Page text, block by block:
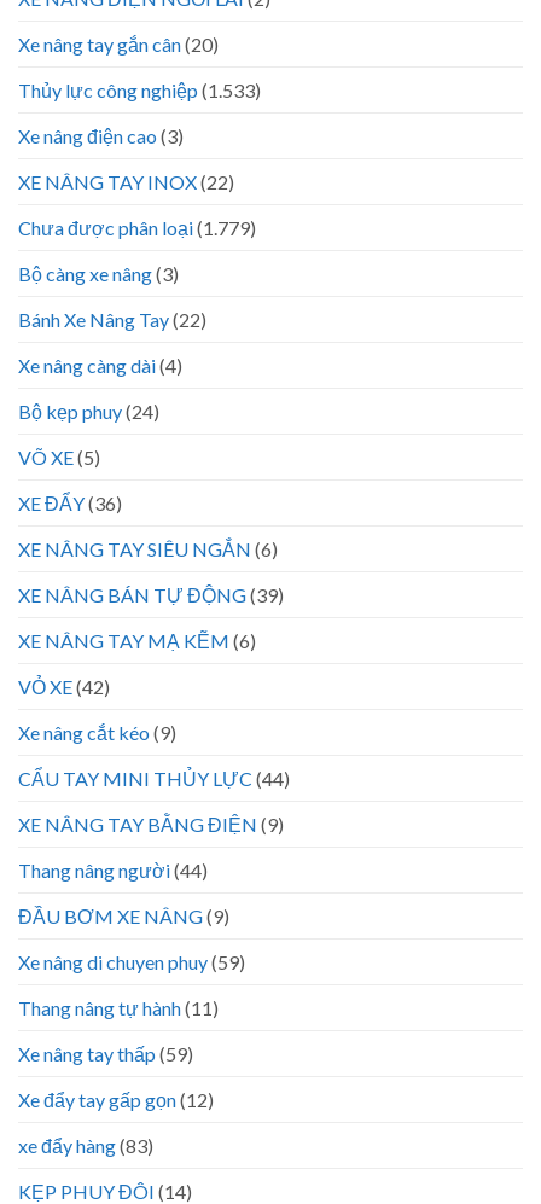
Xe nâng tay gắn cân(20)
Thủy lực công nghiệp (1.533)
Xe nâng điện cao (3)
XE NÂNG TAY INOX(22)
Chưa được phân loại(1.779)
Bộ càng xe nâng(3)
Bánh Xe Nâng Tay(22)
Xe nâng càng dài(4)
Bộ kẹp phuy(24)
VÕ XE(5)
XE ĐẨY(36)
XE NÂNG TAY SIÊU NGẮN (6)
XE NÂNG BÁN TỰ ĐỘNG(39)
XE NÂNG TAY MẠ KẼM (6)
VỎ XE(42)
Xe nâng cắt kéo (9)
CẨU TAY MINI THỦY LỰC (44)
XE NÂNG TAY BẰNG ĐIỆN (9)
Thang nâng người(44)
ĐẦU BƠM XE NÂNG(9)
Xe nâng di chuyen phuy(59)
Thang nâng tự hành(11)
Xe nâng tay thấp (59)
Xe đẩy tay gấp gọn(12)
xe đẩy hàng(83)
KẸP PHUY ĐÔI (14)